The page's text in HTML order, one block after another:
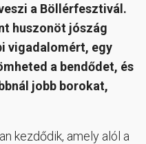
a Böllérfesztivál.
huszonöt jószág
vigadalomért, egy
a bendődet, és
jobb borokat,
kezdődik, amely alól a